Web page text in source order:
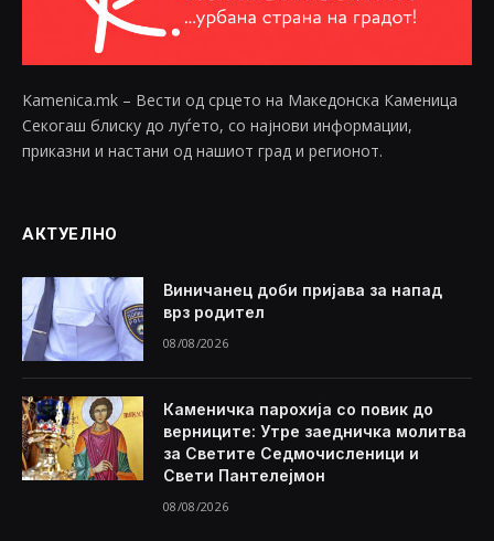
Kamenica.mk – Вести од срцето на Македонска Каменица
Секогаш блиску до луѓето, со најнови информации,
приказни и настани од нашиот град и регионот.
АКТУЕЛНО
Виничанец доби пријава за напад
врз родител
08/08/2026
Каменичка парохија со повик до
верниците: Утре заедничка молитва
за Светите Седмочисленици и
Свети Пантелејмон
08/08/2026